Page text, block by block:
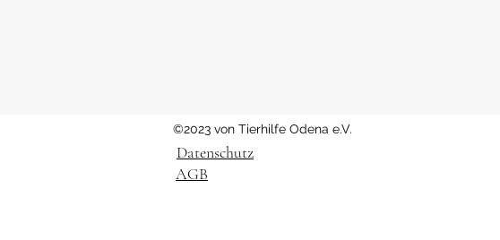
©2023 von Tierhilfe Odena e.V.
Datenschutz
AGB